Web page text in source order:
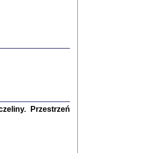
Grabowski
opatrzyłaMarta Janczewska
Przestrzeń